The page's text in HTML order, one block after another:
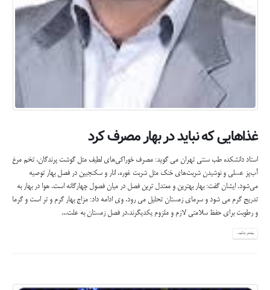
غذاهایی که نباید در بهار مصرف کرد
استاد دانشکده طب سنتی تهران می گوید: مصرف خوراکی‌هاى لطیف مثل گوشت پرندگان، تخم مرغ
آب‌پز عسلی و نوشیدن شربت‌های خنک مثل شربت غوره، انار و سکنجبین در فصل بهار توصیه
می‌شود. ایشان گفت: بهار بهترین و معتدل ترین فصل در میان فصول چهارگانه است. هوا در بهار به
تدریج گرم می شود و سرمای زمستان تحلیل می رود. وی ادامه داد: مزاج بهار گرم و تر است و گرما
و رطوبت برای حفظ سلامتی لازم و ملزوم یکدیگرند.در فصل زمستان به علت...
بیشتر بدانید...